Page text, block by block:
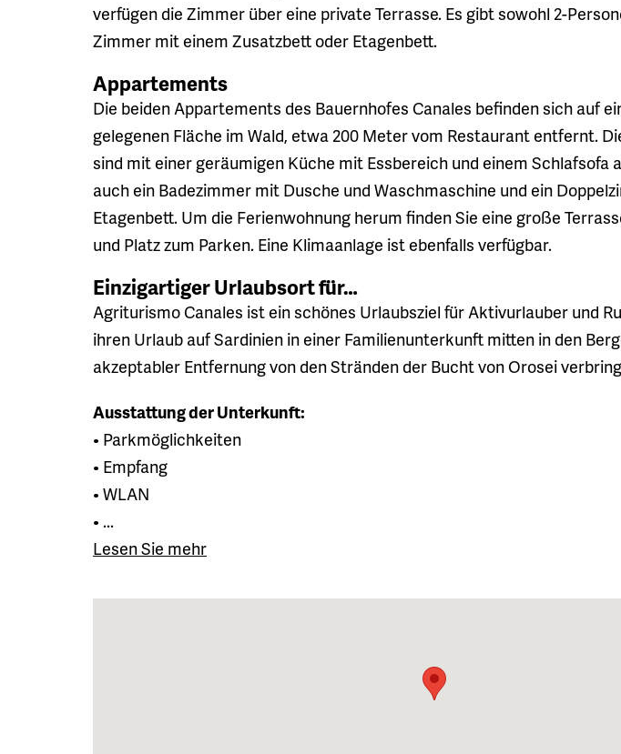
verfügen die Zimmer über eine private Terrasse. Es gibt sowohl 2-
Zimmer mit einem Zusatzbett oder Etagenbett.
Appartements
Die beiden Appartements des Bauernhofes Canales befinden sich auf
gelegenen Fläche im Wald, etwa 200 Meter vom Restaurant entfernt.
sind mit einer geräumigen Küche mit Essbereich und einem Schlafsofa
auch ein Badezimmer mit Dusche und Waschmaschine und ein
Etagenbett. Um die Ferienwohnung herum finden Sie eine große
und Platz zum Parken. Eine Klimaanlage ist ebenfalls verfügbar.
Einzigartiger Urlaubsort für…
Agriturismo Canales ist ein schönes Urlaubsziel für Aktivurlauber und
ihren Urlaub auf Sardinien in einer Familienunterkunft mitten in den
akzeptabler Entfernung von den Stränden der Bucht von Orosei
Ausstattung der Unterkunft:
• Parkmöglichkeiten
• Empfang
• WLAN
• ...
Lesen Sie mehr